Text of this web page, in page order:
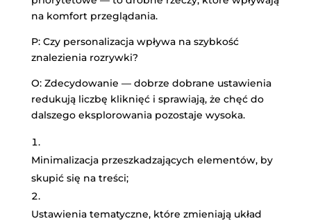
na komfort przeglądania.
P: Czy personalizacja wpływa na szybkość
znalezienia rozrywki?
O: Zdecydowanie — dobrze dobrane ustawienia
redukują liczbę kliknięć i sprawiają, że chęć do
dalszego eksplorowania pozostaje wysoka.
Minimalizacja przeszkadzających elementów, by
skupić się na treści;
Ustawienia tematyczne, które zmieniają układ